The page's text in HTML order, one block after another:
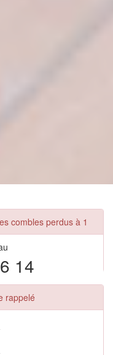
combles perdus à 1
14
rappelé